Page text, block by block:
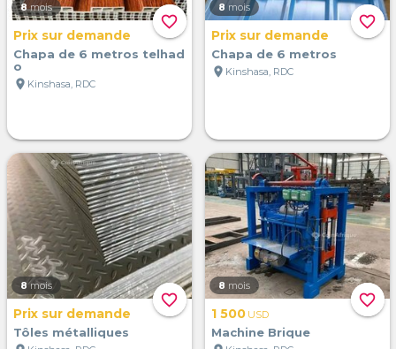
favorite_border
8 mois
Prix sur demande
Chapa de 6 metros telhad
o
location_on Kinshasa, RDC
favorite_border
8 mois
Prix sur demande
Chapa de 6 metros
location_on Kinshasa, RDC
favorite_border
8 mois
Prix sur demande
Tôles métalliques
favorite_border
8 mois
1 500 USD
Machine Brique